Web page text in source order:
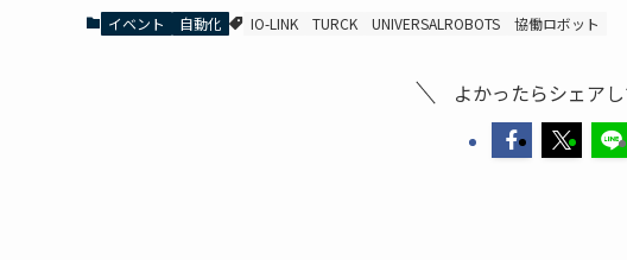
イベント 自動化 IO-LINK TURCK UNIVERSALROBOTS 協働ロボット
よかったらシェア